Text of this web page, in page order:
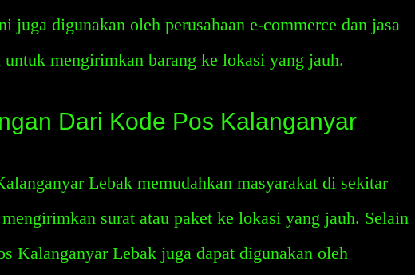
juga digunakan oleh perusahaan e-commerce dan jasa
mengirimkan barang ke lokasi yang jauh.
Dari Kode Pos Kalanganyar
Lebak memudahkan masyarakat di sekitar
surat atau paket ke lokasi yang jauh. Selain
Kalanganyar Lebak juga dapat digunakan oleh